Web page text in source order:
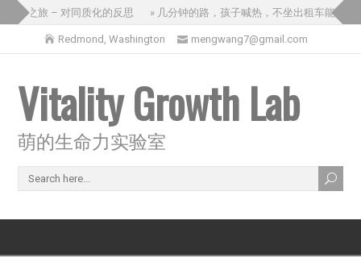
国之旅 – 对同质化的反思 » 几分钟的路，孩子喊热，不坐出租车能怎么
Redmond, Washington mengwang7@gmail.com
Vitality Growth Lab
萌的生命力实验室